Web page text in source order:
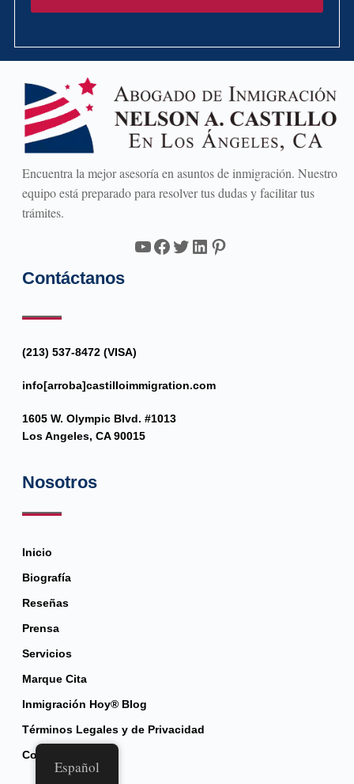
Encuentra la mejor asesoría en asuntos de inmigración. Nuestro
equipo está preparado para resolver tus dudas y facilitar tus
trámites.
YouTube
Facebook
Twitter
LinkedIn
Pinterest
Contáctanos
(213) 537-8472 (VISA)
info[arroba]castilloimmigration.com
1605 W. Olympic Blvd. #1013
Los Angeles, CA 90015
Nosotros
Inicio
Biografía
Reseñas
Prensa
Servicios
Marque Cita
Inmigración Hoy® Blog
Términos Legales y de Privacidad
Contacto
Español